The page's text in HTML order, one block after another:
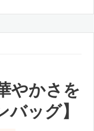
やかさを
ッグ】